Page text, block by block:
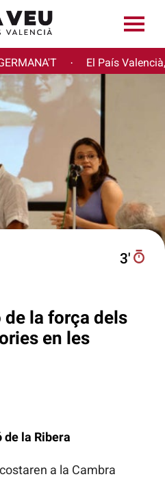
· El País
3′
la força dels
en les
de la Ribera
a la Cambra